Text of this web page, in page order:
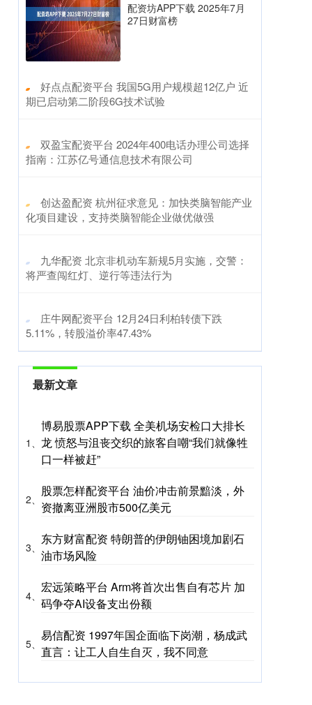
配资坊APP下载 2025年7月
27日财富榜
​好点点配资平台 我国5G用户规模超12亿户 近
期已启动第二阶段6G技术试验
​双盈宝配资平台 2024年400电话办理公司选择
指南：江苏亿号通信息技术有限公司
​创达盈配资 杭州征求意见：加快类脑智能产业
化项目建设，支持类脑智能企业做优做强
​九华配资 北京非机动车新规5月实施，交警：
将严查闯红灯、逆行等违法行为
​庄牛网配资平台 12月24日利柏转债下跌
5.11%，转股溢价率47.43%
最新文章
1、
博易股票APP下载 全美机场安检口大排长
龙 愤怒与沮丧交织的旅客自嘲“我们就像牲
口一样被赶”
2、
股票怎样配资平台 油价冲击前景黯淡，外
资撤离亚洲股市500亿美元
3、
东方财富配资 特朗普的伊朗铀困境加剧石
油市场风险
4、
宏远策略平台 Arm将首次出售自有芯片 加
码争夺AI设备支出份额
5、
易信配资 1997年国企面临下岗潮，杨成武
直言：让工人自生自灭，我不同意